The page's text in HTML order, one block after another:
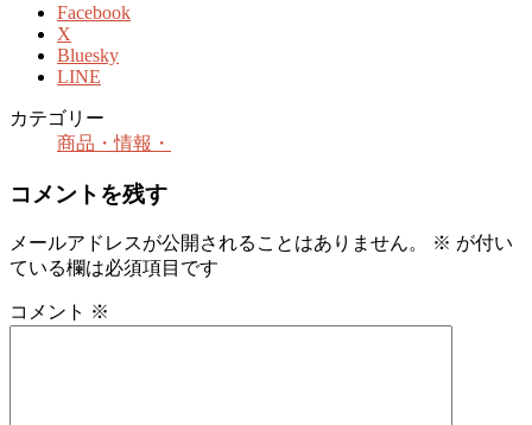
Facebook
X
Bluesky
LINE
カテゴリー
商品・情報・
コメントを残す
メールアドレスが公開されることはありません。 ※ が付い
ている欄は必須項目です
コメント ※